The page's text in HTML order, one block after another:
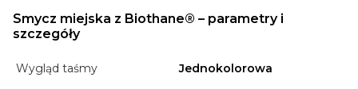
Smycz miejska z Biothane® – parametry i
szczegóły
Wygląd taśmy
Jednokolorowa